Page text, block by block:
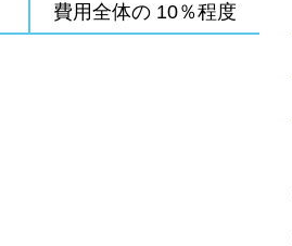
費用全体の 10％程度